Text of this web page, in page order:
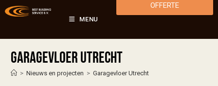
MENU
OFFERTE
Garagevloer Utrecht
> Nieuws en projecten > Garagevloer Utrecht